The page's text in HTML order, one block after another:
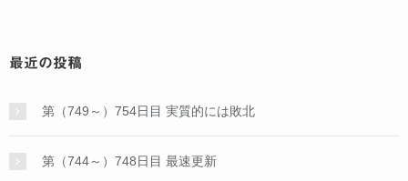
最近の投稿
第（749～）754日目 実質的には敗北
第（744～）748日目 最速更新